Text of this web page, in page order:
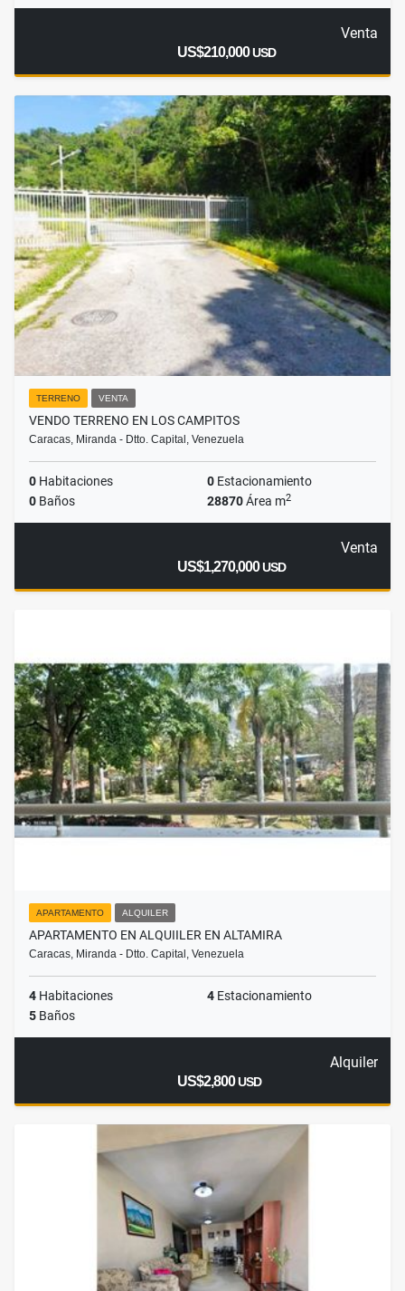
Venta
US$210,000USD
TERRENO VENTA
VENDO TERRENO EN LOS CAMPITOS
Caracas, Miranda - Dtto. Capital, Venezuela
0 Habitaciones 0 Estacionamiento
0 Baños 28870Área m2
Venta
US$1,270,000USD
APARTAMENTO ALQUILER
APARTAMENTO EN ALQUIILER EN ALTAMIRA
Caracas, Miranda - Dtto. Capital, Venezuela
4 Habitaciones 4 Estacionamiento
5 Baños
Alquiler
US$2,800USD